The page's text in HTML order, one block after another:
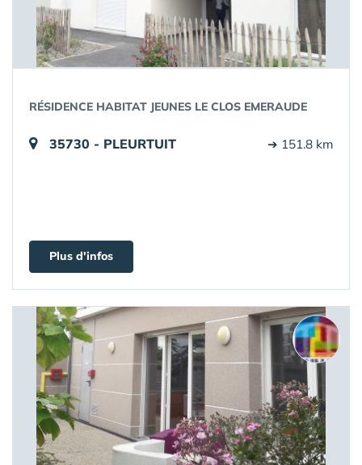
RÉSIDENCE HABITAT JEUNES LE CLOS EMERAUDE
35730 - PLEURTUIT ➔ 151.8 km
Plus d'infos